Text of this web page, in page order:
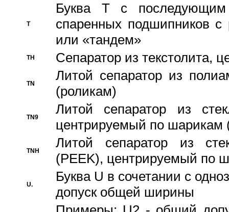
T
Буква T с
спаренных подшипников
или «тандем»
TH Сепаратор из текстолита,
TN
Литой сепаратор из
(роликам)
TN9
Литой сепаратор из
центрируемый по шарикам
TNH
Литой сепаратор из
(PEEK), центрируемый по
U.
Буква U в сочетании с
допуск общей ширины